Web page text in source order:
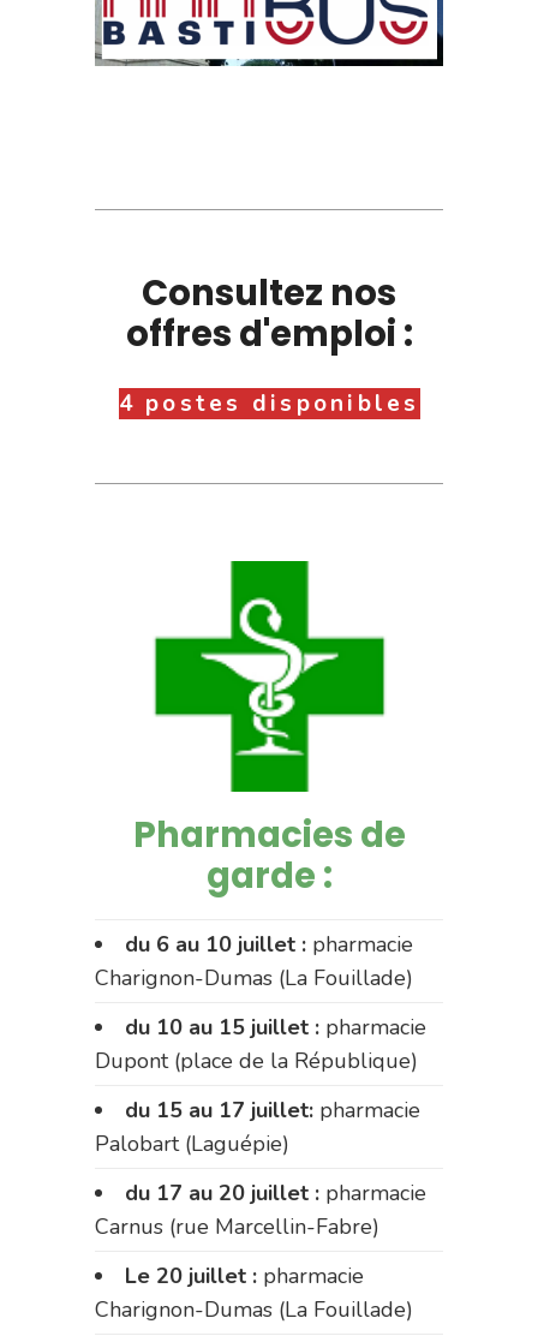
Consultez nos
offres d'emploi :
4 postes disponibles
Pharmacies de
garde :
du 6 au 10 juillet : pharmacie
Charignon-Dumas (La Fouillade)
du 10 au 15 juillet : pharmacie
Dupont (place de la République)
du 15 au 17 juillet: pharmacie
Palobart (Laguépie)
du 17 au 20 juillet : pharmacie
Carnus (rue Marcellin-Fabre)
Le 20 juillet : pharmacie
Charignon-Dumas (La Fouillade)